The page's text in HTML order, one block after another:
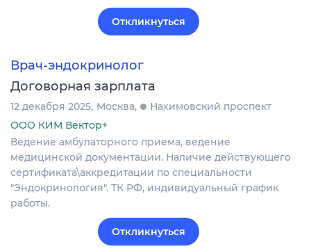
Откликнуться
Врач-эндокринолог
Договорная зарплата
12 декабря 2025 Москва
Нахимовский проспект
ООО КИМ Вектор+
Ведение амбулаторного приема, ведение
медицинской документации. Наличие действующего
сертификата\аккредитации по специальности
"Эндокринология". ТК РФ, индивидуальный график
работы.
Откликнуться